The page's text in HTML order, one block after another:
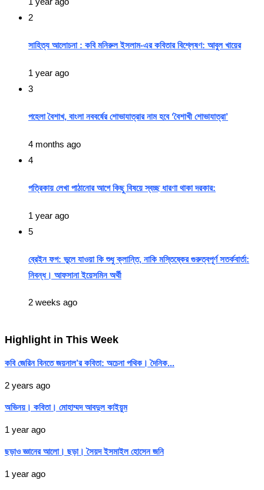
2
সাহিত্য আলোচনা : কবি মনিরুল ইসলাম-এর কবিতার বিশ্লেষণ: আবুল খায়ের
1 year ago
3
পহেলা বৈশাখ, বাংলা নববর্ষের শোভাযাত্রার নাম হবে ‘বৈশাখী শোভাযাত্রা’
4 months ago
4
পত্রিকায় লেখা পাঠানোর আগে কিছু বিষয়ে স্বচ্ছ ধারণা থাকা দরকার:
1 year ago
5
ব্রেইন ফগ: ভুলে যাওয়া কি শুধু ক্লান্তি, নাকি মস্তিষ্কের গুরুত্বপূর্ণ সতর্কবার্তা:
নিবন্ধ। আফসানা ইয়েসমিন অর্থী
2 weeks ago
Highlight in This Week
কবি জেরিন বিনতে জয়নাল’র কবিতা: অচেনা পথিক। দৈনিক...
2 years ago
অভিনয়। কবিতা। মোহাম্মদ আবদুল কাইয়ুম
1 year ago
ছড়াও জ্ঞানের আলো। ছড়া। সৈয়দ ইসমাইল হোসেন জনি
1 year ago